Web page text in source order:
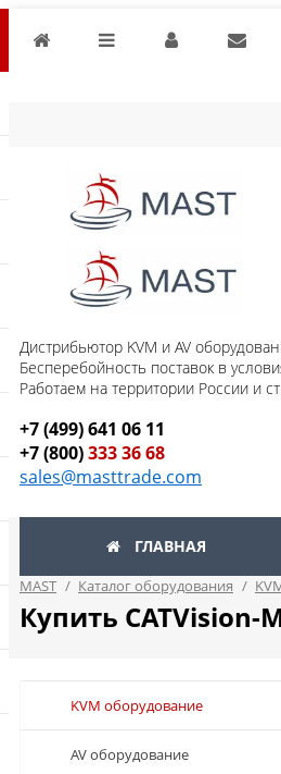
Дистрибьютор KVM и AV
Бесперебойность поставок в
Работаем на территории России и
+7 (499) 641 06 11
+7 (800)333 36 68
sales@masttrade.com
ГЛАВНАЯ
MAST / Каталог оборудования /
Купить CATVision-
KVM оборудование
AV оборудование